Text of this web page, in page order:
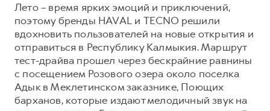
M6
от 2 049 000 ₽
JOLION
от 2 049 000 ₽
ВЫБОР И ПОКУПКА
Автомобили в наличии
Конфигуратор HAVAL
Аксессуары HAVAL
Каталоги и прайс-листы
СЕРВИС
Все о сервисе
Запись на сервис
Моторное масло
Стоимость ТО
СПЕЦПРЕДЛОЖЕНИЯ
Покупателям
Владельцам
БРЕНД HAVAL
О бренде
Новости
О GWM
Лето – время ярких эмоций и приключений,
поэтому бренды HAVAL и TECNO решили
вдохновить пользователей на новые открытия и
отправиться в Республику Калмыкия. Маршрут
тест-драйва прошел через бескрайние равнины
с посещением Розового озера около поселка
Адык в Меклетинском заказнике, Поющих
барханов, которые издают мелодичный звук на